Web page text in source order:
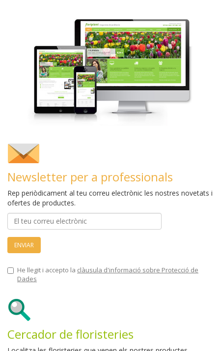
Newsletter per a professionals
Rep periòdicament al teu correu electrònic les nostres novetats i
ofertes de productes.
ENVIAR
He llegit i accepto la clàusula d'informació sobre Protecció de
Dades
Cercador de floristeries